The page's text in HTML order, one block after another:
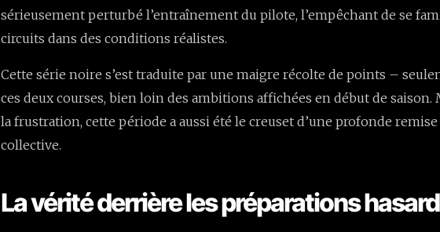
sérieusement perturbé l’entraînement du pilote, l’empêchant de se
circuits dans des conditions réalistes.
Cette série noire s’est traduite par une maigre récolte de points –
ces deux courses, bien loin des ambitions affichées en début de saison.
la frustration, cette période a aussi été le creuset d’une profonde
collective.
La vérité derrière les préparations